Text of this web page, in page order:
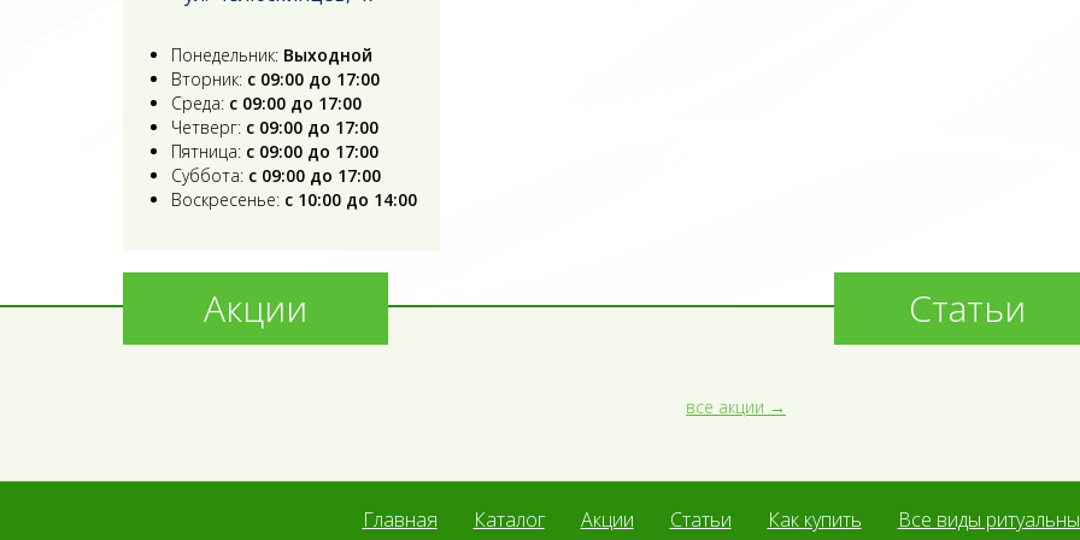
Понедельник: Выходной
Вторник: с 09:00 до 17:00
Среда: с 09:00 до 17:00
Четверг: с 09:00 до 17:00
Пятница: с 09:00 до 17:00
Суббота: с 09:00 до 17:00
Воскресенье: с 10:00 до 14:00
Акции
все акции
Статьи
Главная Каталог Акции Статьи Как купить Все виды